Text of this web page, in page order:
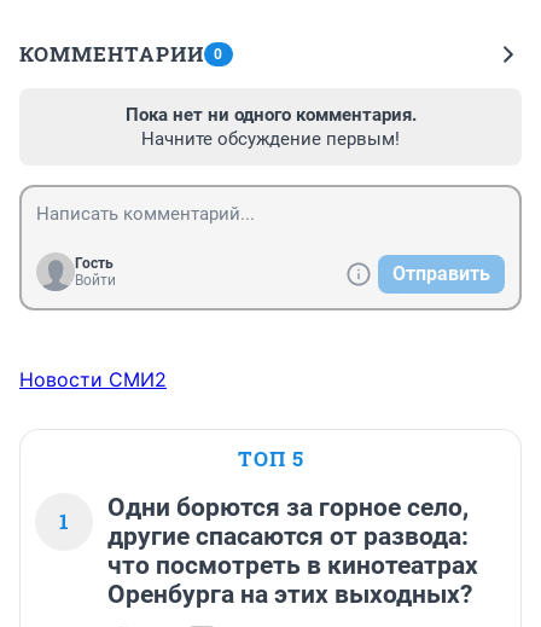
КОММЕНТАРИИ 0
Пока нет ни одного комментария.
Начните обсуждение первым!
Гость
Войти
Отправить
Новости СМИ2
ТОП 5
1
Одни борются за горное село,
другие спасаются от развода:
что посмотреть в кинотеатрах
Оренбурга на этих выходных?